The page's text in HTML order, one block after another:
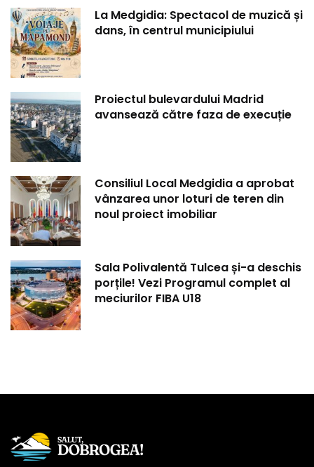
La Medgidia: Spectacol de muzică și
dans, în centrul municipiului
Proiectul bulevardului Madrid
avansează către faza de execuție
Consiliul Local Medgidia a aprobat
vânzarea unor loturi de teren din
noul proiect imobiliar
Sala Polivalentă Tulcea și-a deschis
porțile! Vezi Programul complet al
meciurilor FIBA U18